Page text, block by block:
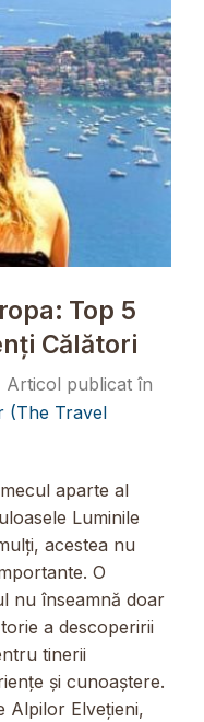
Top 5
Călători
(The Travel
aparte al
Luminile
acestea nu
O
nu înseamnă doar
a descoperirii
tinerii
și cunoaștere.
Alpilor Elvețieni,